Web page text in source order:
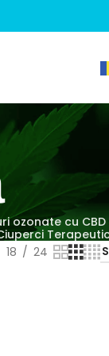
ozonate cu
18
24